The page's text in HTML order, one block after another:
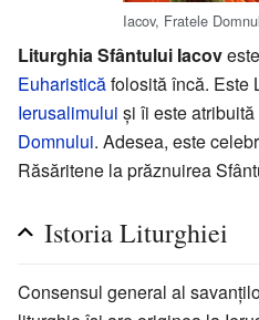
Iacov, Fratele
Liturghia Sfântului Iacov
Euharisticăfolosită încă. Este
Ierusalimului şi îi este atribuită
Domnului. Adesea, este
Răsăritene la prăznuirea
Istoria Liturghiei
Consensul general al